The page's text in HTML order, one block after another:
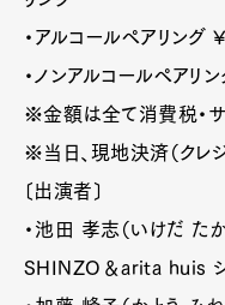
・アルコールペアリング
・ノンアルコールペアリ
※金額は全て消費税・
※当日、現地決済（クレ
〔出演者〕
・池田 孝志（いけだ たか
SHINZO＆arita huis シ